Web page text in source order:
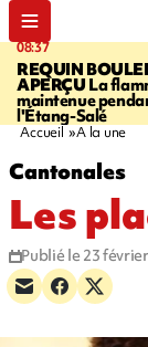
08:37
REQUIN
APERÇU La
maintenue
l'Étang-Salé
Accueil A la une
Cantonales
Les
Publié le 23